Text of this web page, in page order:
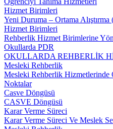
Hizmet Birimleri
Yeni Duruma – Ortama
Hizmet Birimleri
Rehberlik Hizmet Birimlerine
Okullarda PDR
OKULLARDA REHBERLİK
Mesleki Rehberlik
Mesleki Rehberlik Hizmetlerinde
Noktalar
Casve Döngüsü
CASVE Döngüsü
Karar Verme Süreci
Karar Verme Süreci Ve Meslek